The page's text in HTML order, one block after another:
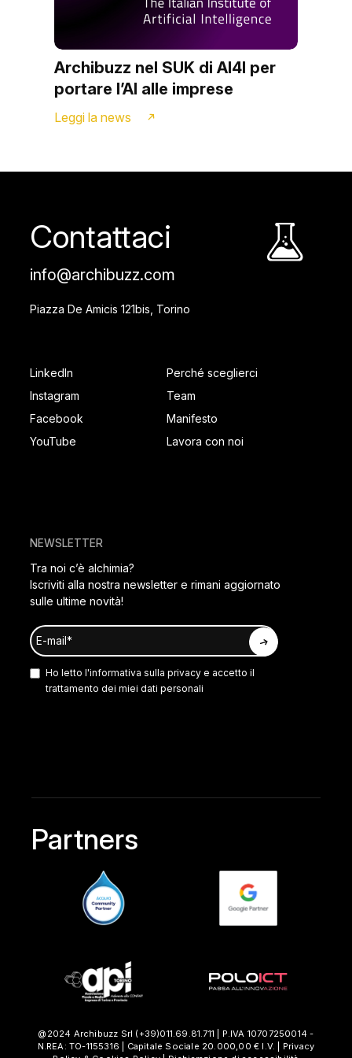
Archibuzz nel SUK di AI4I per
portare l’AI alle imprese
Leggi la news
Contattaci
info@archibuzz.com
Piazza De Amicis 121bis, Torino
NEWSLETTER
Tra noi c’è alchimia?
Iscriviti alla nostra newsletter e rimani aggiornato
sulle ultime novità!
Ho letto l'informativa sulla privacy
trattamento dei miei dati personali
LinkedIn
Instagram
Facebook
YouTube
Perché sceglierci
Team
Manifesto
Lavora con noi
Partners
@2024 Archibuzz Srl (+39)011.69.81.711 | P.IVA 10707250014 -
N.REA: TO-1155316 | Capitale Sociale 20.000,00 € I.V. | Privacy